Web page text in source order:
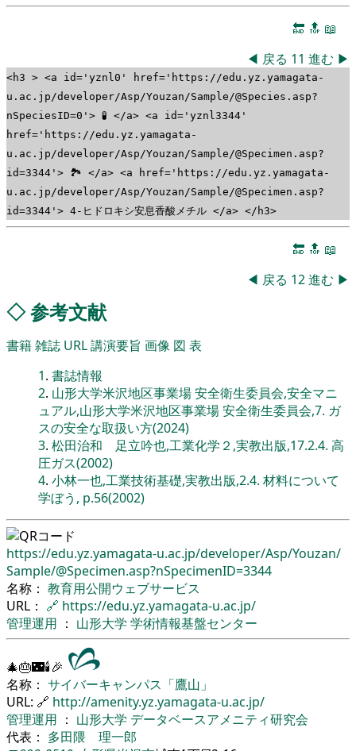
🔚 🔝 📖
◀ 戻る 11 進む ▶
<h3 > <a id='yznl0' href='https://edu.yz.yamagata-
u.ac.jp/developer/Asp/Youzan/Sample/@Species.asp?
nSpeciesID=0'> 🧪 </a> <a id='yznl3344'
href='https://edu.yz.yamagata-
u.ac.jp/developer/Asp/Youzan/Sample/@Specimen.asp?
id=3344'> 🏞 </a> <a href='https://edu.yz.yamagata-
u.ac.jp/developer/Asp/Youzan/Sample/@Specimen.asp?
id=3344'> 4-ヒドロキシ安息香酸メチル </a> </h3>
🔚 🔝 📖
◀ 戻る 12進む ▶
◇参考文献
書籍雑誌 URL講演要旨 画像 図 表
1. 書誌情報
2. 山形大学米沢地区事業場 安全衛生委員会,安全マニ
ュアル,山形大学米沢地区事業場 安全衛生委員会,7. ガ
スの安全な取扱い方(2024)
3. 松田治和 足立吟也,工業化学２,実教出版,17.2.4. 高
圧ガス(2002)
4. 小林一也,工業技術基礎,実教出版,2.4. 材料について
学ぼう, p.56(2002)
https://edu.yz.yamagata-u.ac.jp/developer/Asp/Youzan/
Sample/@Specimen.asp?nSpecimenID=3344
名称： 教育用公開ウェブサービス
URL： 🔗 https://edu.yz.yamagata-u.ac.jp/
管理運用 ： 山形大学 学術情報基盤センター
🎄🎂🌃🕯🎉
名称： サイバーキャンパス「鷹山」
URL: 🔗 http://amenity.yz.yamagata-u.ac.jp/
管理運用 ： 山形大学 データベースアメニティ研究会
代表： 多田隈 理一郎